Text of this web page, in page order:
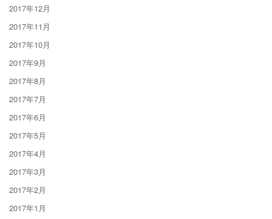
2017年12月
2017年11月
2017年10月
2017年9月
2017年8月
2017年7月
2017年6月
2017年5月
2017年4月
2017年3月
2017年2月
2017年1月